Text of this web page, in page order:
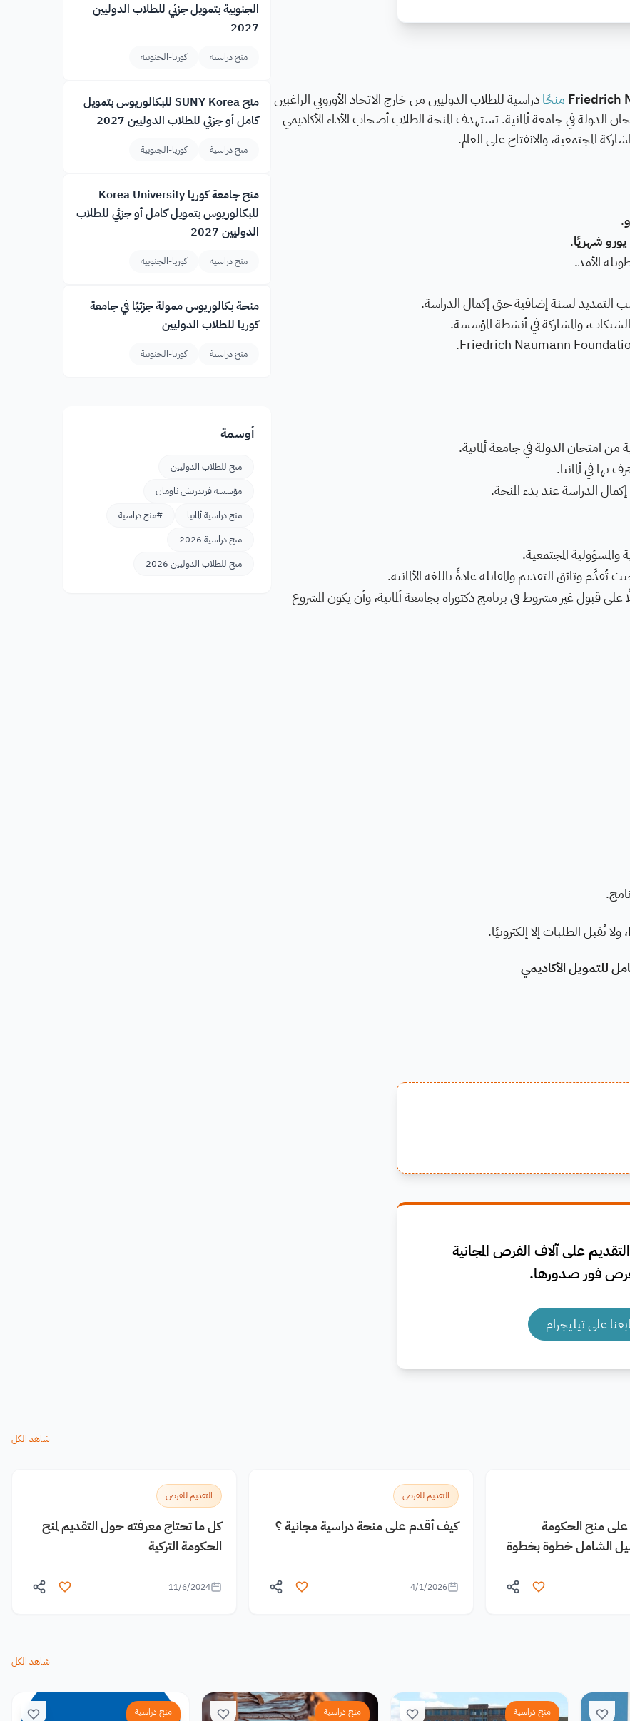
Friedrich منحًادراسية للطلاب الدوليين من خارج الاتحاد الأوروبي الراغبين
الدولة في جامعة ألمانية. تستهدف المنحة الطلاب أصحاب الأداء الأكاديمي
المجتمعية، والانفتاح على العالم.
.
.
الأمد.
التمديد لسنة إضافية حتى إكمال الدراسة.
والمشاركة في أنشطة المؤسسة.
من امتحان الدولة في جامعة ألمانية.
في ألمانيا.
الدراسة عند بدء المنحة.
المجتمعية.
تُقدَّم وثائق التقديم والمقابلة عادةً باللغة الألمانية.
قبول غير مشروط في برنامج دكتوراه بجامعة ألمانية، وأن يكون المشروع
على آلاف الفرص المجانية
فور صدورها.
على تيليجرام
الجنوبية بتمويل جزئي للطلاب الدوليين
2027
منح دراسية كوريا-الجنوبية
منح SUNY Korea للبكالوريوس بتمويل
كامل أو جزئي للطلاب الدوليين 2027
منح دراسية كوريا-الجنوبية
منح جامعة كوريا Korea University
للبكالوريوس بتمويل كامل أو جزئي للطلاب
الدوليين 2027
منح دراسية كوريا-الجنوبية
منحة بكالوريوس ممولة جزئيًا في جامعة
كوريا للطلاب الدوليين
منح دراسية كوريا-الجنوبية
أوسمة
منح للطلاب الدوليين
مؤسسة فريدريش ناومان
منح دراسية ألمانيا
#منح دراسية
منح دراسية 2026
منح للطلاب الدوليين 2026
شاهد الكل
على منح الحكومة
الشامل خطوة بخطوة
التقديم للفرص
كيف أقدم على منحة دراسية مجانية ؟
4/1/2026
التقديم للفرص
كل ما تحتاج معرفته حول التقديم لمنح
الحكومة التركية
11/6/2024
شاهد الكل
منح دراسية منح دراسية منح دراسية